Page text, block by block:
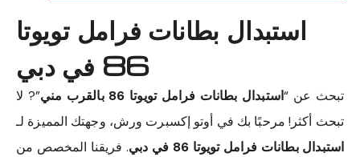
استبدال بطانات فرامل تويوتا
86 في دبي
تبحث عن “استبدال بطانات فرامل تويوتا 86 بالقرب مني
”? لا
تبحث أكثر! مرحبًا بك في أوتو إكسبرت ورش، وجهتك المميزة لـ
استبدال بطانات فرامل تويوتا 86 في دبي
. فريقنا المخصص من